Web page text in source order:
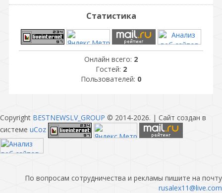
Статистика
Онлайн всего: 2
Гостей: 2
Пользователей: 0
Copyright BESTNEWSLV_GROUP © 2014-2026. | Сайт создан в
системе uCoz
По вопросам сотрудничества и рекламы пишите на почту
rusalex11@live.com